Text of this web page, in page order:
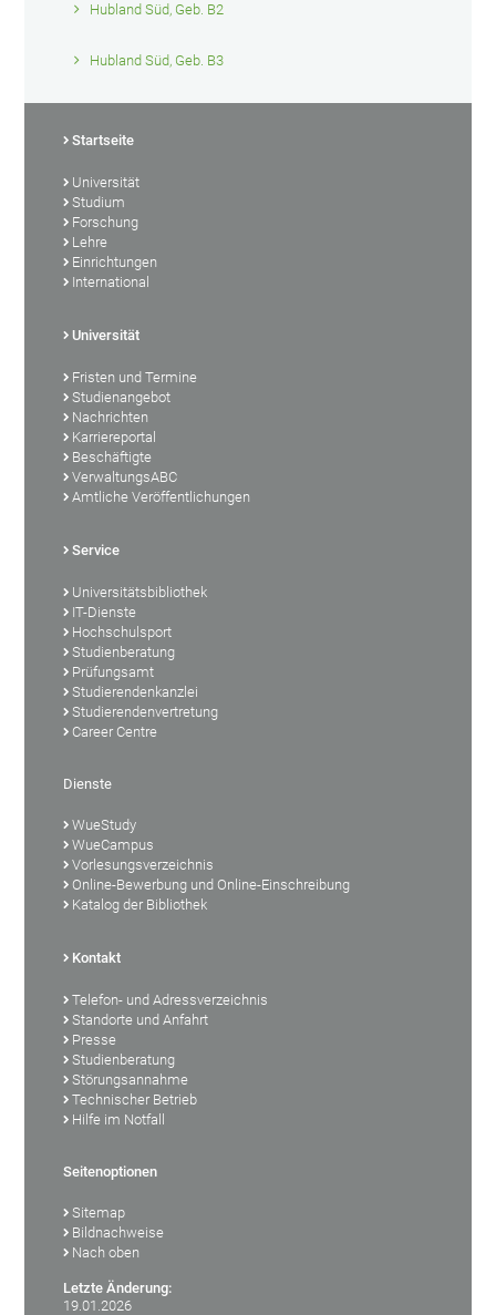
Hubland Süd, Geb. B2
Hubland Süd, Geb. B3
Startseite
Universität
Studium
Forschung
Lehre
Einrichtungen
International
Universität
Fristen und Termine
Studienangebot
Nachrichten
Karriereportal
Beschäftigte
VerwaltungsABC
Amtliche Veröffentlichungen
Service
Universitätsbibliothek
IT-Dienste
Hochschulsport
Studienberatung
Prüfungsamt
Studierendenkanzlei
Studierendenvertretung
Career Centre
Dienste
WueStudy
WueCampus
Vorlesungsverzeichnis
Online-Bewerbung und Online-Einschreibung
Katalog der Bibliothek
Kontakt
Telefon- und Adressverzeichnis
Standorte und Anfahrt
Presse
Studienberatung
Störungsannahme
Technischer Betrieb
Hilfe im Notfall
Seitenoptionen
Sitemap
Bildnachweise
Nach oben
Letzte Änderung:
19.01.2026